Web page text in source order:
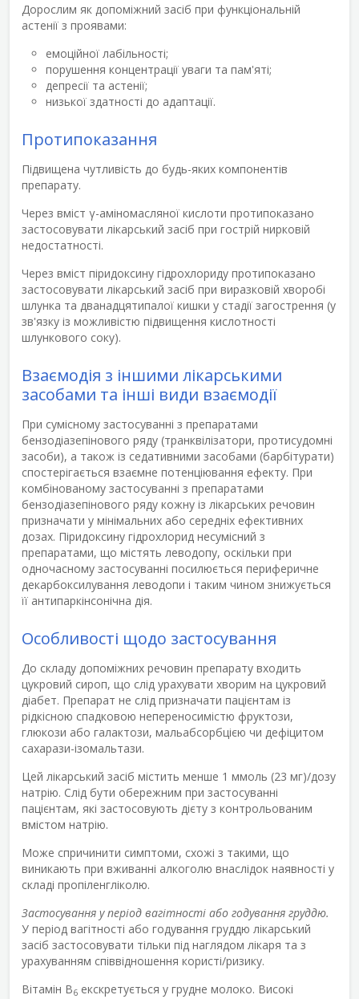
Дорослим як допоміжний засіб при функціональній
астенії з проявами:
емоційної лабільності;
порушення концентрації уваги та пам'яті;
депресії та астенії;
низької здатності до адаптації.
Протипоказання
Підвищена чутливість до будь-яких компонентів
препарату.
Через вміст γ-аміномасляної кислоти протипоказано
застосовувати лікарський засіб при гострій нирковій
недостатності.
Через вміст піридоксину гідрохлориду протипоказано
застосовувати лікарський засіб при виразковій хворобі
шлунка та дванадцятипалої кишки у стадії загострення (у
зв'язку із можливістю підвищення кислотності
шлункового соку).
Взаємодія з іншими лікарськими
засобами та інші види взаємодії
При сумісному застосуванні з препаратами
бензодіазепінового ряду (транквілізатори, протисудомні
засоби), а також із седативними засобами (барбітурати)
спостерігається взаємне потенціювання ефекту. При
комбінованому застосуванні з препаратами
бензодіазепінового ряду кожну із лікарських речовин
призначати у мінімальних або середніх ефективних
дозах. Піридоксину гідрохлорид несумісний з
препаратами, що містять леводопу, оскільки при
одночасному застосуванні посилюється периферичне
декарбоксилування леводопи і таким чином знижується
її антипаркінсонічна дія.
Особливості щодо застосування
До складу допоміжних речовин препарату входить
цукровий сироп, що слід урахувати хворим на цукровий
діабет. Препарат не слід призначати пацієнтам із
рідкісною спадковою непереносимістю фруктози,
глюкози або галактози, мальабсорбцією чи дефіцитом
сахарази-ізомальтази.
Цей лікарський засіб містить менше 1 ммоль (23 мг)/дозу
натрію. Слід бути обережним при застосуванні
пацієнтам, які застосовують дієту з контрольованим
вмістом натрію.
Може спричинити симптоми, схожі з такими, що
виникають при вживанні алкоголю внаслідок наявності у
складі пропіленгліколю.
Застосування у період вагітності або годування груддю.
У період вагітності або годування груддю лікарський
засіб застосовувати тільки під наглядом лікаря та з
урахуванням співвідношення користі/ризику.
Вітамін В6 екскретується у грудне молоко. Високі